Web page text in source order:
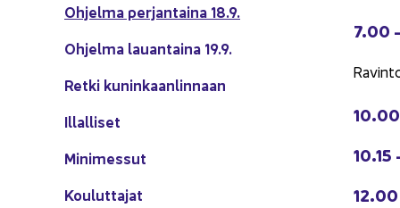
Oh­jel­ma per­jan­tai­na 18.9.
Oh­jel­ma lau­an­tai­na 19.9.
Retki ku­nin­kaan­lin­naan
Il­lal­li­set
Mi­ni­mes­sut
Kou­lut­ta­jat
7.00